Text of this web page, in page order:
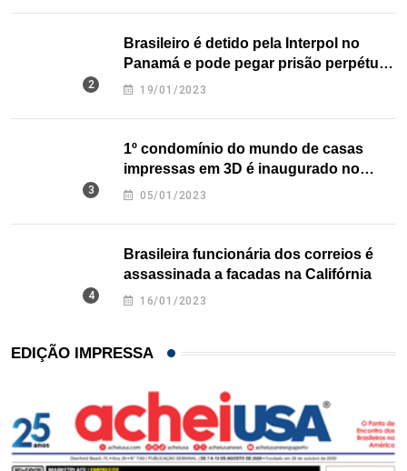
Brasileiro é detido pela Interpol no
Panamá e pode pegar prisão perpétua
nos EUA
19/01/2023
1º condomínio do mundo de casas
impressas em 3D é inaugurado no
Texas
05/01/2023
Brasileira funcionária dos correios é
assassinada a facadas na Califórnia
16/01/2023
EDIÇÃO IMPRESSA